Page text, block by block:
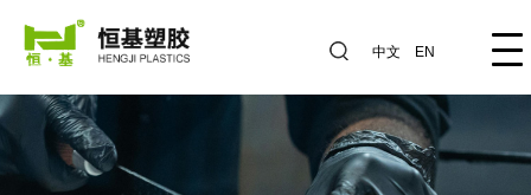
中文 EN